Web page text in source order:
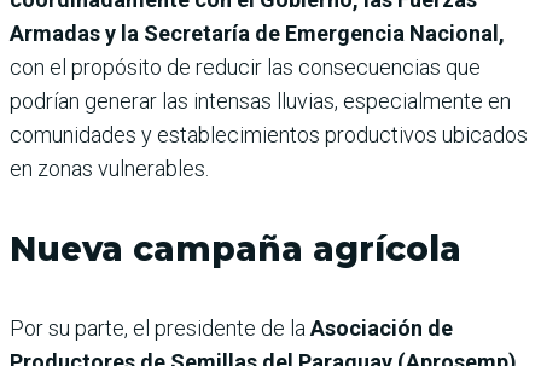
Armadas y la Secretaría de Emergencia Nacional,
con el propósito de reducir las consecuencias que
podrían generar las intensas lluvias, especialmente en
comunidades y establecimientos productivos ubicados
en zonas vulnerables.
Nueva campaña agrícola
Por su parte, el presidente de la Asociación de